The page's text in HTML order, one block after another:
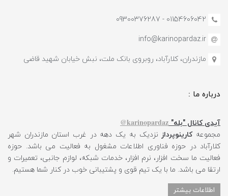
01154606042 - 09300376287
info@karinopardaz.ir
مازندران، کلارآباد، روبروی بانک ملت، نبش خیابان شهید قاضی
درباره ما :
آیدی کانال "بله" karinopardaz@
مجموعهکارینوپرداز نزدیک به یک دهه در غرب استان مازندران شهر
کلارآباد در حوزه فناوری اطلاعات مشغول به فعالیت می باشد. حوزه
فعالیت ما سخت افزار، نرم افزار، خدمات شبکه، لوازم جانبی، تعمیرات و
ارتقا می باشد. ما با یک تیم قوی و پشتیبانی خوب در کنار شما هستیم.
اطلاعات بیشتر